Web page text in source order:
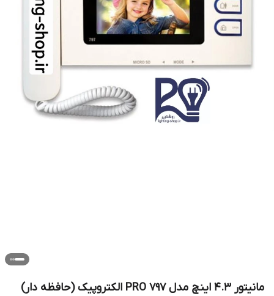
مانیتور 4.3 اینچ مدل ۷۹۷ PRO الکتروپیک (حافظه دار)